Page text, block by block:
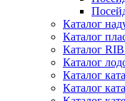
Каталог
Каталог
Каталог
Каталог
Каталог
Каталог